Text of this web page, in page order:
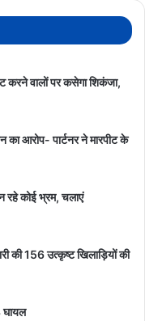
करने वालों पर कसेगा शिकंजा,
का आरोप- पार्टनर ने मारपीट के
रहे कोई भ्रम, चलाएं
की 156 उत्कृष्ट खिलाड़ियों की
घायल